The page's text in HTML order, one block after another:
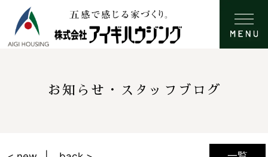
お知らせ・スタッフブログ